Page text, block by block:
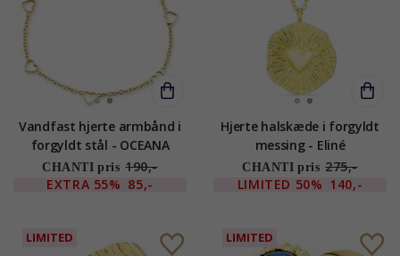
Vandfast hjerte armbånd i
forgyldt stål - OCEANA
CHANTI pris 190,-
EXTRA 55% 85,-
Hjerte halskæde i forgyldt
messing - Eliné
CHANTI pris 275,-
LIMITED 50% 140,-
LIMITED LIMITED